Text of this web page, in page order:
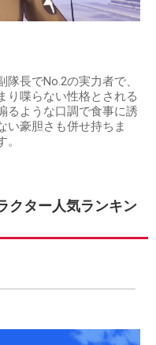
長でNo.2の実力者で、
り喋らない性格とされる
るような口調で食事に誘
い豪胆さも併せ持ちま
クター人気ランキン